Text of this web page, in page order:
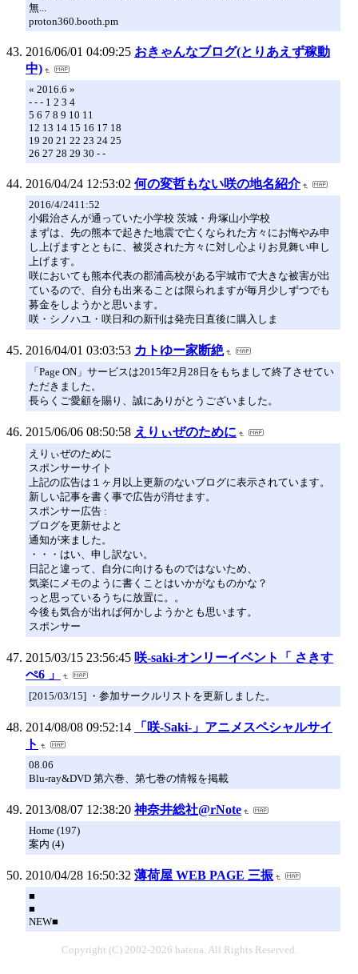
無...
proton360.booth.pm
2016/06/01 04:09:25 おきゃんなブログ(とりあえず稼動
中)
« 2016.6 »
- - - 1 2 3 4
5 6 7 8 9 10 11
12 13 14 15 16 17 18
19 20 21 22 23 24 25
26 27 28 29 30 - -
2016/04/24 12:53:02 何の変哲もない咲の地名紹介
2016/4/2411:52
小鍛治さんが通っていた小学校 茨城・舟塚山小学校
まずは、先の熊本で起きた地震で亡くなられた方々にお悔やみ申
し上げますとともに、被災された方々に対し心よりお見舞い申し
上げます。
咲においても熊本代表の郡浦高校がある宇城市で大きな被害が出
ているので、自分も出来ることは限られますが毎月少しずつでも
募金をしようかと思います。
咲・シノハユ・咲日和の新刊は発売日直後に購入しま
2016/04/01 03:03:53 カトゆー家断絶
「Page ON」サービスは2015年2月28日をもちまして終了させてい
ただきました。
長らくご愛顧を賜り、誠にありがとうございました。
2015/06/06 08:50:58 えりぃぜのために
えりぃぜのために
スポンサーサイト
上記の広告は１ヶ月以上更新のないブログに表示されています。
新しい記事を書く事で広告が消せます。
スポンサー広告 :
ブログを更新せよと
通知が来ました。
・・・はい、申し訳ない。
日記と違って、自分に向けるものではないため、
気楽にメモのように書くことはいかがなものかな？
っと思っているうちに放置に。。
今後も気合が出れば何かしようかとも思います。
スポンサー
2015/03/15 23:56:45 咲-saki-オンリーイベント「 さきす
ぺ6 」
[2015/03/15] ・参加サークルリストを更新しました。
2014/08/08 09:52:14
「咲-Saki-」アニメスペシャルサイ
ト
08.06
Blu-ray&DVD 第六巻、第七巻の情報を掲載
2013/08/07 12:38:20 神奈井総社@rNote
Home (197)
案内 (4)
2010/04/28 16:50:32 薄荷屋 WEB PAGE 三振
■
■
NEW■
Copyright (C) 2002-2026 hatena. All Rights Reserved.